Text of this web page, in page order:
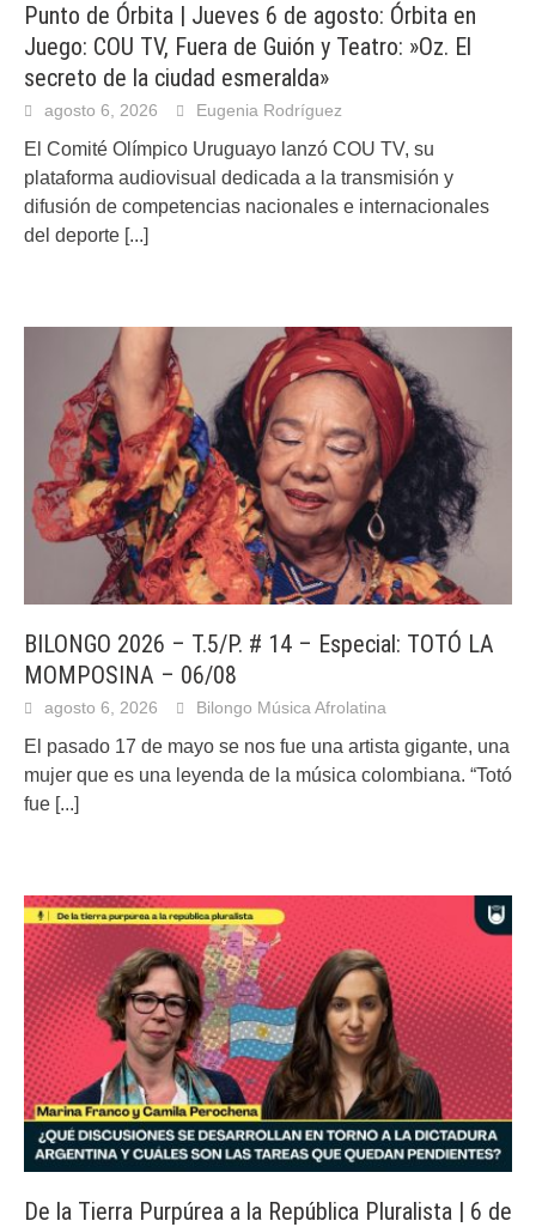
Punto de Órbita | Jueves 6 de agosto: Órbita en
Juego: COU TV, Fuera de Guión y Teatro: »Oz. El
secreto de la ciudad esmeralda»
agosto 6, 2026 Eugenia Rodríguez
El Comité Olímpico Uruguayo lanzó COU TV, su
plataforma audiovisual dedicada a la transmisión y
difusión de competencias nacionales e internacionales
del deporte [...]
BILONGO 2026 – T.5/P. # 14 – Especial: TOTÓ LA
MOMPOSINA – 06/08
agosto 6, 2026 Bilongo Música Afrolatina
El pasado 17 de mayo se nos fue una artista gigante, una
mujer que es una leyenda de la música colombiana. “Totó
fue [...]
De la Tierra Purpúrea a la República Pluralista | 6 de